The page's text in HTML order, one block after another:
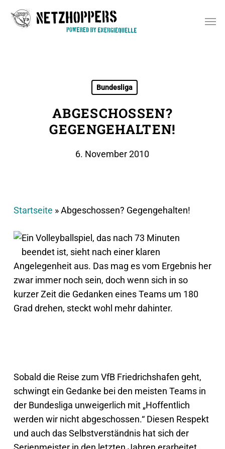
Bundesliga
ABGESCHOSSEN?
GEGENGEHALTEN!
6. November 2010
Startseite »Abgeschossen? Gegengehalten!
Ein Volleyballspiel, das nach 73 Minuten
beendet ist, sieht nach einer klaren
Angelegenheit aus. Das mag es vom Ergebnis her
zwar immer noch sein, doch wenn sich in so
kurzer Zeit die Gedanken eines Teams um 180
Grad drehen, steckt wohl mehr dahinter.
Sobald die Reise zum VfB Friedrichshafen geht,
schwingt ein Gedanke bei den meisten Teams in
der Bundesliga unweigerlich mit „Hoffentlich
werden wir nicht abgeschossen.“ Diesen Respekt
und auch das Selbstverständnis hat sich der